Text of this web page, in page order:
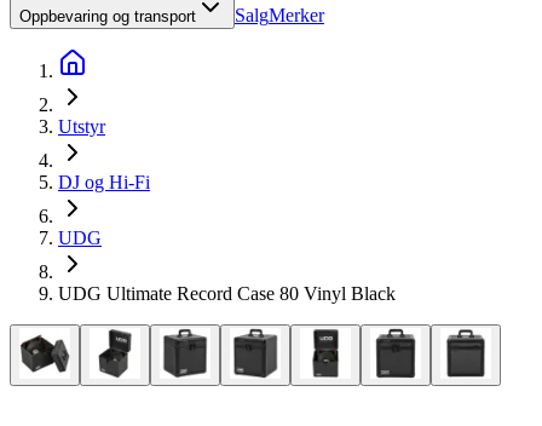
Oppbevaring og transport SalgMerker
Utstyr
DJ og Hi-Fi
UDG
UDG Ultimate Record Case 80 Vinyl Black